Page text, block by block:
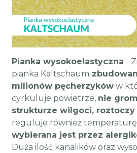
Pianka wysokoelastyczna -
pianka Kaltschaum
milionów pęcherzyków w
cyrkuluje powietrze, nie
strukturze wilgoci, roztoczy
reguluje również temperaturę
wybierana jest przez
Duża ilość kanalików oraz